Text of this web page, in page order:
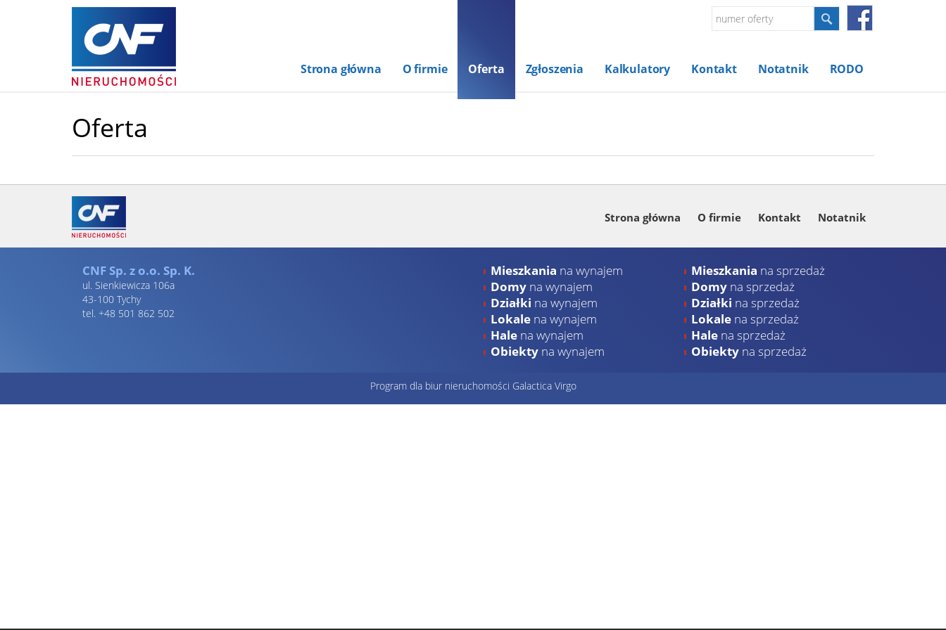
Strona główna O firmie Oferta Zgłoszenia Kalkulatory Kontakt Notatnik RODO
Oferta
Strona główna O firmie Kontakt Notatnik
CNF Sp. z o.o. Sp. K.
ul. Sienkiewicza 106a
43-100 Tychy
tel. +48 501 862 502
Mieszkania na wynajem
Domy na wynajem
Działki na wynajem
Lokale na wynajem
Hale na wynajem
Obiekty na wynajem
Mieszkania na sprzedaż
Domy na sprzedaż
Działki na sprzedaż
Lokale na sprzedaż
Hale na sprzedaż
Obiekty na sprzedaż
Program dla biur nieruchomości Galactica Virgo